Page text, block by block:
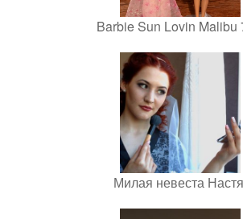
Barbie Sun Lovin Malibu
Милая невеста